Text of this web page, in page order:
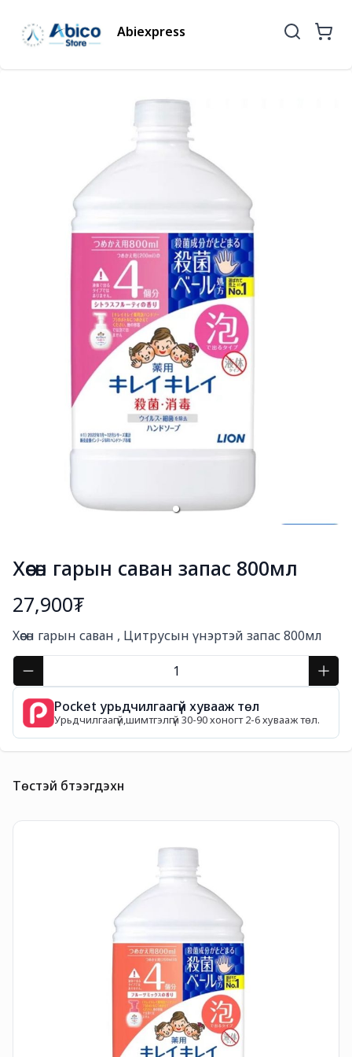
Abiexpress
Хөөсөн гарын саван запас 800мл
27,900₮
Хөөсөн гарын саван , Цитрусын үнэртэй запас 800мл
Pocket урьдчилгаагүй хувааж төл
Урьдчилгаагүй,шимтгэлгүй 30-90 хоногт 2-6 хувааж төл.
Төстэй бүтээгдэхүүн